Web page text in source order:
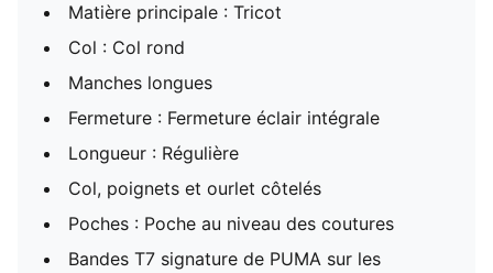
Matière principale : Tricot
Col : Col rond
Manches longues
Fermeture : Fermeture éclair intégrale
Longueur : Régulière
Col, poignets et ourlet côtelés
Poches : Poche au niveau des coutures
Bandes T7 signature de PUMA sur les